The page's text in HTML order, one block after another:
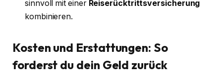
sinnvoll mit einer Reiserücktrittsversicherung
kombinieren.
Kosten und Erstattungen: So
forderst du dein Geld zurück